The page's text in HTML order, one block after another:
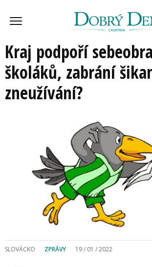
Kraj podpoří
školáků, zabrání
zneužívání?
SLOVÁCKO ZPRÁVY 19 / 01 / 2022